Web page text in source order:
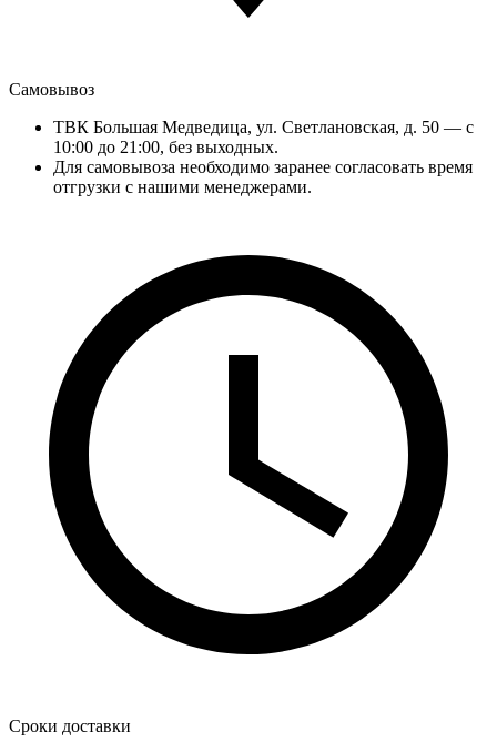
Самовывоз
ТВК Большая Медведица, ул. Светлановская, д. 50 — с
10:00 до 21:00, без выходных.
Для самовывоза необходимо заранее согласовать время
отгрузки с нашими менеджерами.
Сроки доставки